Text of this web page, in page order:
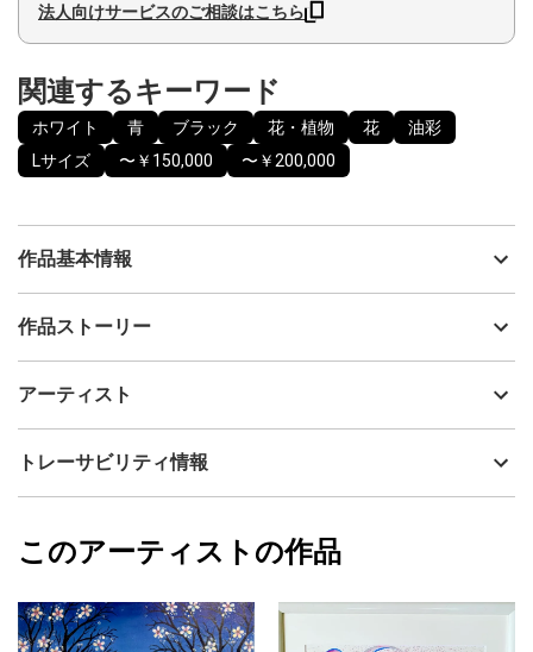
法人向けサービスのご相談はこちら
関連するキーワード
ホワイト 青 ブラック 花・植物 花
油彩
Lサイズ
〜￥150,000 〜￥200,000
作品基本情報
出品者
制作年
油彩
カラー
ホワイト
ジャンル
花・植物
作品ストーリー
油絵 F 20号
アーティスト
ChikakoN
フォローする
トレーサビリティ情報
ChikakoN
このアーティストの作品